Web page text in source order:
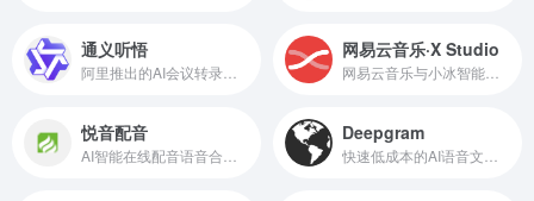
通义听悟 网易云音乐·X Studio
悦音配音 Deepgram